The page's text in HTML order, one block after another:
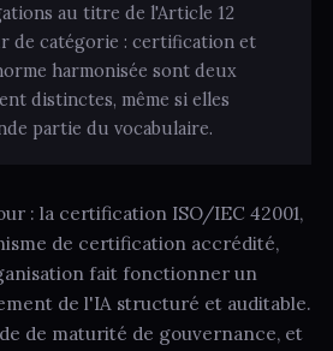
au titre de l'Article 12
de catégorie : certification et
harmonisée sont deux
distinctes, même si elles
partie du vocabulaire.
: la certification ISO/IEC 42001,
de certification accrédité,
fait fonctionner un
de l'IA structuré et auditable.
de maturité de gouvernance, et